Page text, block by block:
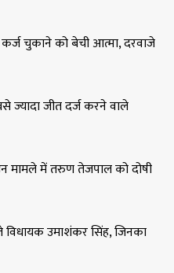
कर्ज चुकाने को बेची आत्मा, दरवाजे
ज्यादा जीत दर्ज करने वाले
मामले में तरुण तेजपाल को दोषी
विधायक उमाशंकर सिंह, जिनका